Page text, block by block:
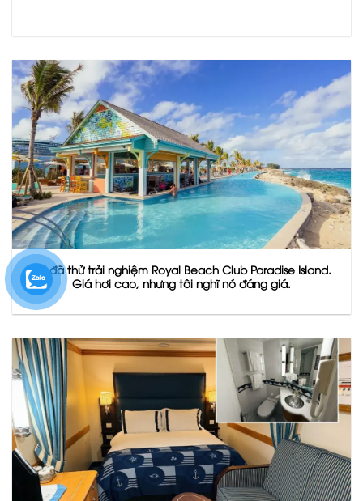
Tôi đã thử trải nghiệm Royal Beach Club Paradise Island.
Giá hơi cao, nhưng tôi nghĩ nó đáng giá.